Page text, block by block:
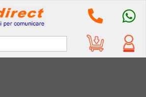
Il mio
account